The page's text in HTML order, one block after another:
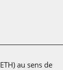
au sens de